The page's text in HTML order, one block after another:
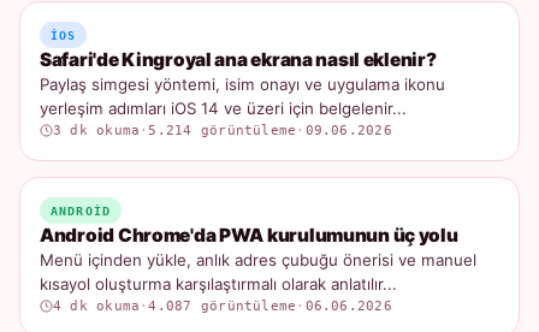
IOS
Safari'de Kingroyal ana ekrana nasıl eklenir?
Paylaş simgesi yöntemi, isim onayı ve uygulama ikonu
yerleşim adımları iOS 14 ve üzeri için belgelenir...
3 dk okuma ·5.214 görüntüleme · 09.06.2026
ANDROID
Android Chrome'da PWA kurulumunun üç yolu
Menü içinden yükle, anlık adres çubuğu önerisi ve manuel
kısayol oluşturma karşılaştırmalı olarak anlatılır...
4 dk okuma ·4.087 görüntüleme · 06.06.2026